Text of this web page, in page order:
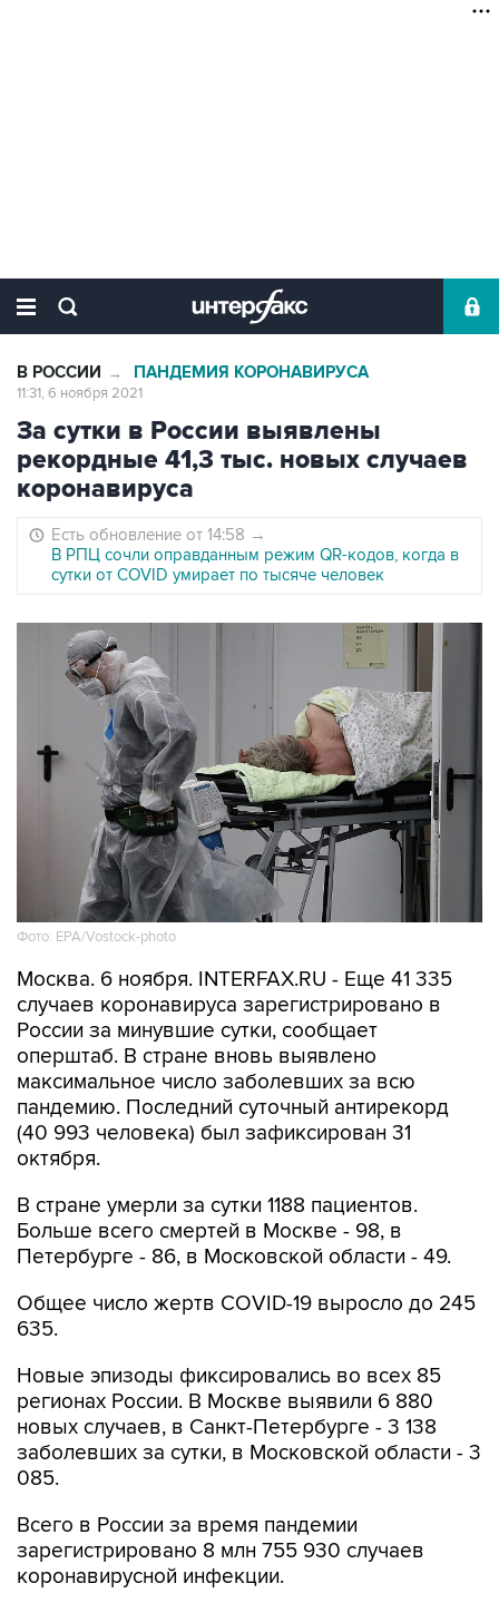
В РОССИИ → ПАНДЕМИЯ КОРОНАВИРУСА
11:31, 6 ноября 2021
За сутки в России выявлены
рекордные 41,3 тыс. новых случаев
коронавируса
Есть обновление от 14:58 →
В РПЦ сочли оправданным режим QR-кодов, когда в
сутки от COVID умирает по тысяче человек
Фото: EPA/Vostock-photo
Москва. 6 ноября. INTERFAX.RU - Еще 41 335
случаев коронавируса зарегистрировано в
России за минувшие сутки, сообщает
оперштаб. В стране вновь выявлено
максимальное число заболевших за всю
пандемию. Последний суточный антирекорд
(40 993 человека) был зафиксирован 31
октября.
В стране умерли за сутки 1188 пациентов.
Больше всего смертей в Москве - 98, в
Петербурге - 86, в Московской области - 49.
Общее число жертв COVID-19 выросло до 245
635.
Новые эпизоды фиксировались во всех 85
регионах России. В Москве выявили 6 880
новых случаев, в Санкт-Петербурге - 3 138
заболевших за сутки, в Московской области - 3
085.
Всего в России за время пандемии
зарегистрировано 8 млн 755 930 случаев
коронавирусной инфекции.